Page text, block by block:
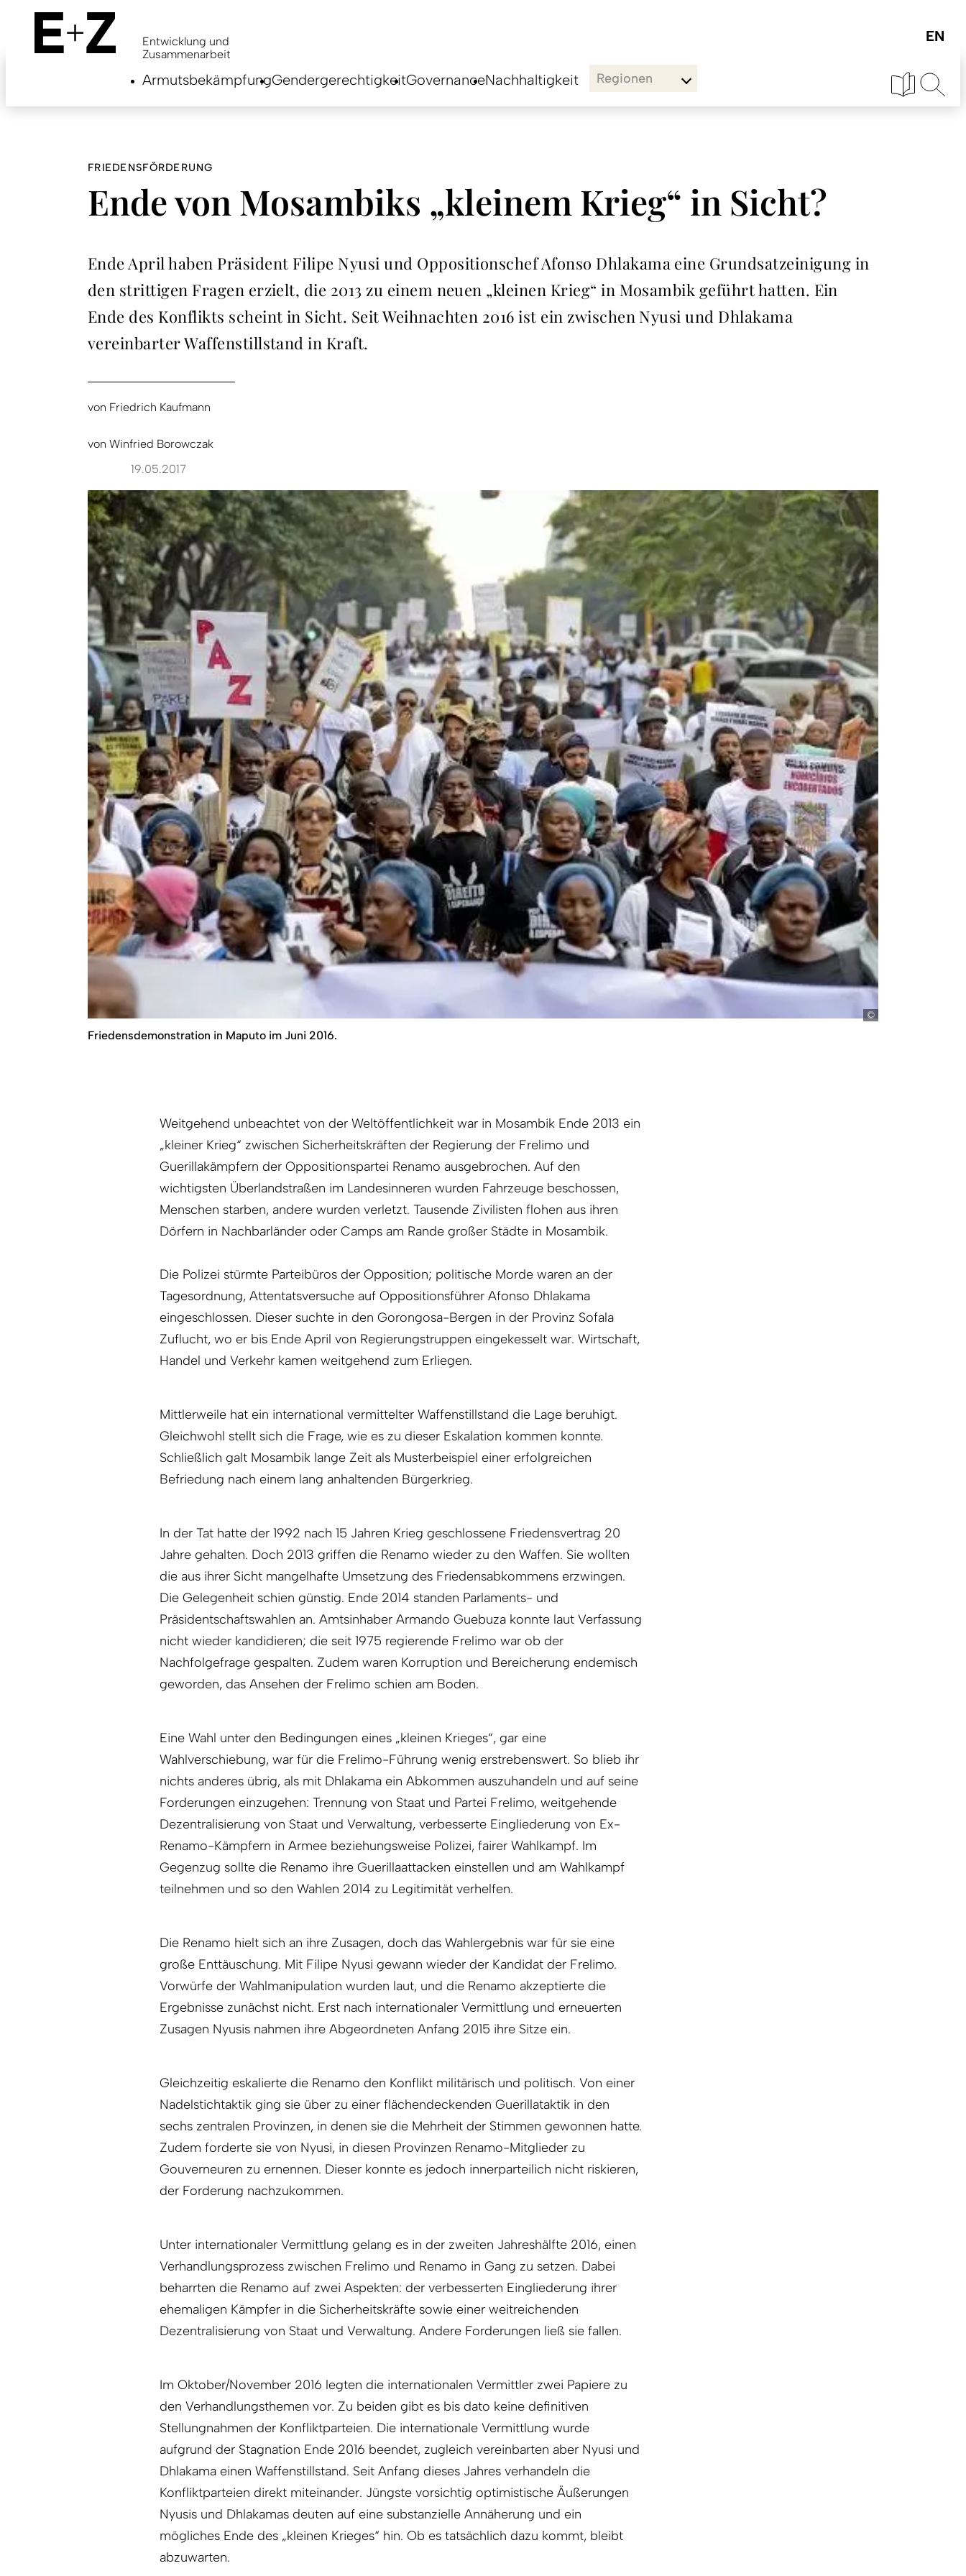
content
Entwicklung und
Zusammenarbeit
ArmutsbekämpfungGendergerechtigkeitGovernanceNachhaltigkeit Regionen
FRIEDENSFÖRDERUNG
Ende von Mosambiks „kleinem Krieg“ in Sicht?
Ende April haben Präsident Filipe Nyusi und Oppositionschef Afonso Dhlakama eine Grundsatzeinigung in
den strittigen Fragen erzielt, die 2013 zu einem neuen „kleinen Krieg“ in Mosambik geführt hatten. Ein
Ende des Konflikts scheint in Sicht. Seit Weihnachten 2016 ist ein zwischen Nyusi und Dhlakama
vereinbarter Waffenstillstand in Kraft.
von Friedrich Kaufmann
von Winfried Borowczak
19.05.2017
Friedensdemonstration in Maputo im Juni 2016.
Weitgehend unbeachtet von der Weltöffentlichkeit war in Mosambik Ende 2013 ein
„kleiner Krieg“ zwischen Sicherheitskräften der Regierung der Frelimo und
Guerillakämpfern der Oppositionspartei Renamo ausgebrochen. Auf den
wichtigsten Überlandstraßen im Landesinneren wurden Fahrzeuge beschossen,
Menschen starben, andere wurden verletzt. Tausende Zivilisten flohen aus ihren
Dörfern in Nachbarländer oder Camps am Rande großer Städte in Mosambik.
Die Polizei stürmte Parteibüros der Opposition; politische Morde waren an der
Tagesordnung, Attentatsversuche auf Oppositionsführer Afonso Dhlakama
eingeschlossen. Dieser suchte in den Gorongosa-Bergen in der Provinz Sofala
Zuflucht, wo er bis Ende April von Regierungstruppen eingekesselt war. Wirtschaft,
Handel und Verkehr kamen weitgehend zum Erliegen.
Mittlerweile hat ein international vermittelter Waffenstillstand die Lage beruhigt.
Gleichwohl stellt sich die Frage, wie es zu dieser Eskalation kommen konnte.
Schließlich galt Mosambik lange Zeit als Musterbeispiel einer erfolgreichen
Befriedung nach einem lang anhaltenden Bürgerkrieg.
In der Tat hatte der 1992 nach 15 Jahren Krieg geschlossene Friedensvertrag 20
Jahre gehalten. Doch 2013 griffen die Renamo wieder zu den Waffen. Sie wollten
die aus ihrer Sicht mangelhafte Umsetzung des Friedensabkommens erzwingen.
Die Gelegenheit schien günstig. Ende 2014 standen Parlaments- und
Präsidentschaftswahlen an. Amtsinhaber Armando Guebuza konnte laut Verfassung
nicht wieder kandidieren; die seit 1975 regierende Frelimo war ob der
Nachfolgefrage gespalten. Zudem waren Korruption und Bereicherung endemisch
geworden, das Ansehen der Frelimo schien am Boden.
Eine Wahl unter den Bedingungen eines „kleinen Krieges“, gar eine
Wahlverschiebung, war für die Frelimo-Führung wenig erstrebenswert. So blieb ihr
nichts anderes übrig, als mit Dhlakama ein Abkommen auszuhandeln und auf seine
Forderungen einzugehen: Trennung von Staat und Partei Frelimo, weitgehende
Dezentralisierung von Staat und Verwaltung, verbesserte Eingliederung von Ex-
Renamo-Kämpfern in Armee beziehungsweise Polizei, fairer Wahlkampf. Im
Gegenzug sollte die Renamo ihre Guerilla­attacken einstellen und am Wahlkampf
teilnehmen und so den Wahlen 2014 zu Legitimität verhelfen.
Die Renamo hielt sich an ihre Zusagen, doch das Wahlergebnis war für sie eine
große Enttäuschung. Mit Filipe Nyusi gewann wieder der Kandidat der Frelimo.
Vorwürfe der Wahlmanipulation wurden laut, und die Renamo akzeptierte die
Ergebnisse zunächst nicht. Erst nach internationaler Vermittlung und erneuerten
Zusagen Nyusis nahmen ihre Abgeordneten Anfang 2015 ihre Sitze ein.
Gleichzeitig eskalierte die Renamo den Konflikt militärisch und politisch. Von einer
Nadelstichtaktik ging sie über zu einer flächendeckenden Guerillataktik in den
sechs zentralen Provinzen, in denen sie die Mehrheit der Stimmen gewonnen hatte.
Zudem forderte sie von Nyusi, in diesen Provinzen Renamo-Mitglieder zu
Gouverneuren zu ernennen. Dieser konnte es jedoch innerparteilich nicht riskieren,
der Forderung nachzukommen.
Unter internationaler Vermittlung gelang es in der zweiten Jahreshälfte 2016, einen
Verhandlungsprozess zwischen Frelimo und Renamo in Gang zu setzen. Dabei
beharrten die Renamo auf zwei Aspekten: der verbesserten Eingliederung ihrer
ehemaligen Kämpfer in die Sicherheitskräfte sowie einer weitreichenden
Dezentralisierung von Staat und Verwaltung. Andere Forderungen ließ sie fallen.
Im Oktober/November 2016 legten die internationalen Vermittler zwei Papiere zu
den Verhandlungsthemen vor. Zu beiden gibt es bis dato keine definitiven
Stellungnahmen der Konfliktparteien. Die internationale Vermittlung wurde
aufgrund der Stagnation Ende 2016 beendet, zugleich vereinbarten aber Nyusi und
Dhlakama einen Waffenstillstand. Seit Anfang dieses Jahres verhandeln die
Konfliktparteien direkt miteinander. Jüngste vorsichtig optimistische Äußerungen
Nyusis und Dhlakamas deuten auf eine substanzielle Annäherung und ein
mögliches Ende des „kleinen Krieges“ hin. Ob es tatsächlich dazu kommt, bleibt
abzuwarten.